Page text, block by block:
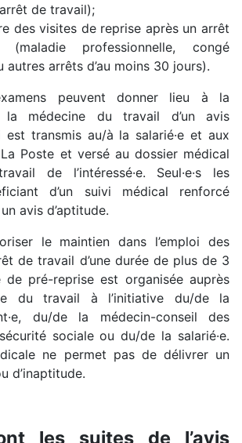
de travail);
des visites de reprise après un arrêt
professionnelle, congé
autres arrêts d’au moins 30 jours).
peuvent donner lieu à la
la médecine du travail d’un avis
est transmis au/à la salarié·e et aux
Poste et versé au dossier médical
de l’intéressé·e. Seul·e·s les
d’un suivi médical renforcé
avis d’aptitude.
le maintien dans l’emploi des
de travail d’une durée de plus de 3
de pré-reprise est organisée auprès
du travail à l’initiative du/de la
du/de la médecin-conseil des
sociale ou du/de la salarié·e.
ne permet pas de délivrer un
d’inaptitude.
les suites de l’avis